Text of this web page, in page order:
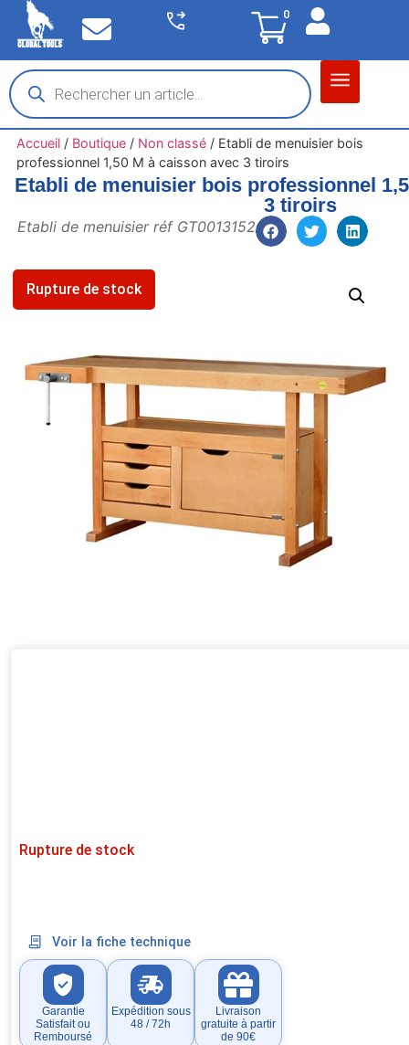
0
Accueil/ Boutique/ Non classé/ Etabli de menuisier bois
professionnel 1,50 M à caisson avec 3 tiroirs
Rupture de stock
Etabli de menuisier bois professionnel
3 tiroirs
Etabli de menuisier réf GT0013152
Rupture de stock
Voir la fiche technique
Garantie
Satisfait ou
Remboursé
Expédition sous
48 / 72h
Livraison
gratuite à partir
de 90€